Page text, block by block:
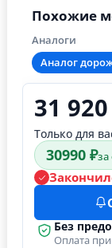
Похожие
Аналоги
Аналог
31
Только для
30990 ₽за
Без
Оплата